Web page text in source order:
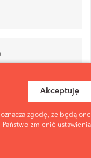
Akceptuję
zgodę, że będą one
zmienić ustawienia
że jestem
normalnym, to mój